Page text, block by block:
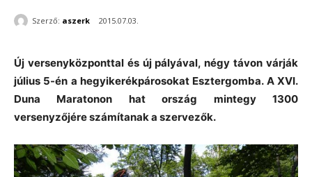
Szerző: aszerk 2015.07.03.
Új versenyközponttal és új pályával, négy távon várják
július 5-én a hegyikerékpárosokat Esztergomba. A XVI.
Duna Maratonon hat ország mintegy 1300
versenyzőjére számítanak a szervezők.